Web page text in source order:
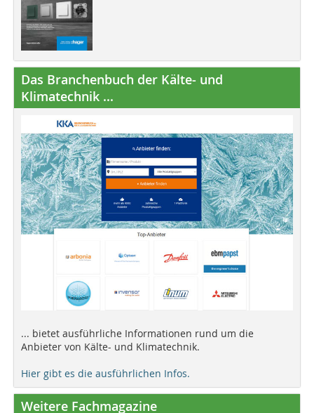
Das Branchenbuch der Kälte- und
Klimatechnik ...
... bietet ausführliche Informationen rund um die
Anbieter von Kälte- und Klimatechnik.
Hier gibt es die ausführlichen Infos.
Weitere Fachmagazine